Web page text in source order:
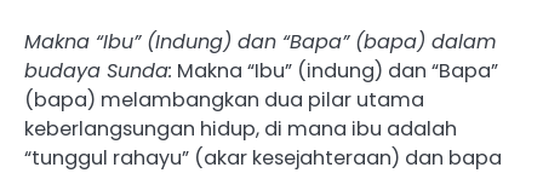
Makna “Ibu” (Indung) dan “Bapa” (bapa) dalam
budaya Sunda: Makna “Ibu” (indung) dan “Bapa”
(bapa) melambangkan dua pilar utama
keberlangsungan hidup, di mana ibu adalah
“tunggul rahayu” (akar kesejahteraan) dan bapa